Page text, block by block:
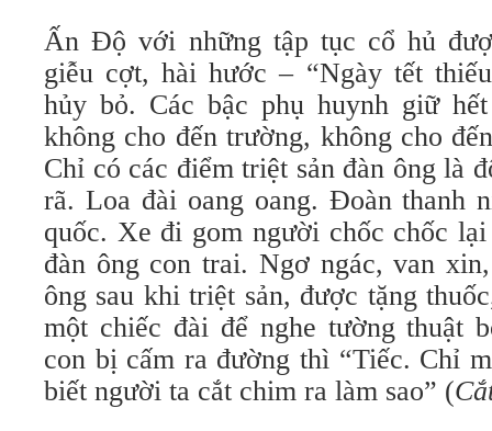
Ấn Độ với những tập tục cổ hủ
giễu cợt, hài hước – “Ngày tết
hủy bỏ. Các bậc phụ huynh giữ
không cho đến trường, không cho
Chỉ có các điểm triệt sản đàn ông là
rã. Loa đài oang oang. Đoàn thanh
quốc. Xe đi gom người chốc chốc
đàn ông con trai. Ngơ ngác, van
ông sau khi triệt sản, được tặng
một chiếc đài để nghe tường thuật
con bị cấm ra đường thì “Tiếc. Chỉ
biết người ta cắt chim ra làm sao” (